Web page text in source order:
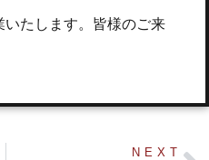
たします。皆様のご来
NEXT